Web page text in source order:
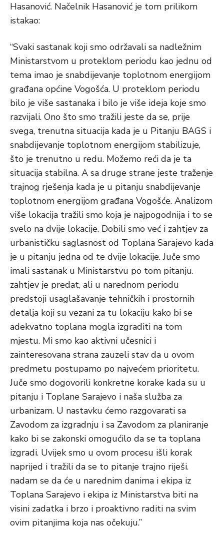
Hasanović. Načelnik Hasanović je tom prilikom
istakao:
“Svaki sastanak koji smo održavali sa nadležnim
Ministarstvom u proteklom periodu kao jednu od
tema imao je snabdijevanje toplotnom energijom
građana općine Vogošća. U proteklom periodu
bilo je više sastanaka i bilo je više ideja koje smo
razvijali. Ono što smo tražili jeste da se, prije
svega, trenutna situacija kada je u Pitanju BAGS i
snabdijevanje toplotnom energijom stabilizuje,
što je trenutno u redu. Možemo reći da je ta
situacija stabilna. A sa druge strane jeste traženje
trajnog rješenja kada je u pitanju snabdijevanje
toplotnom energijom građana Vogošće. Analizom
više lokacija tražili smo koja je najpogodnija i to se
svelo na dvije lokacije. Dobili smo već i zahtjev za
urbanističku saglasnost od Toplana Sarajevo kada
je u pitanju jedna od te dvije lokacije. Juče smo
imali sastanak u Ministarstvu po tom pitanju.
zahtjev je predat, ali u narednom periodu
predstoji usaglašavanje tehničkih i prostornih
detalja koji su vezani za tu lokaciju kako bi se
adekvatno toplana mogla izgraditi na tom
mjestu. Mi smo kao aktivni učesnici i
zainteresovana strana zauzeli stav da u ovom
predmetu postupamo po najvećem prioritetu.
Juče smo dogovorili konkretne korake kada su u
pitanju i Toplane Sarajevo i naša služba za
urbanizam. U nastavku ćemo razgovarati sa
Zavodom za izgradnju i sa Zavodom za planiranje
kako bi se zakonski omogućilo da se ta toplana
izgradi. Uvijek smo u ovom procesu išli korak
naprijed i tražili da se to pitanje trajno riješi.
nadam se da će u narednim danima i ekipa iz
Toplana Sarajevo i ekipa iz Ministarstva biti na
visini zadatka i brzo i proaktivno raditi na svim
ovim pitanjima koja nas očekuju.”